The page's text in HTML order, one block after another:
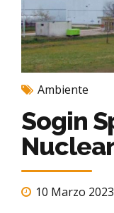
Ambiente
Sogin
10 Marzo 2023